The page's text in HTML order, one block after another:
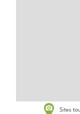
Sites